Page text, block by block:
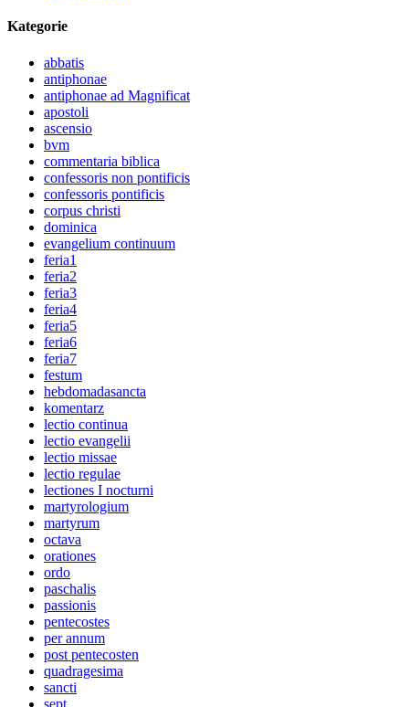
Kategorie
abbatis
antiphonae
antiphonae ad Magnificat
apostoli
ascensio
bvm
commentaria biblica
confessoris non pontificis
confessoris pontificis
corpus christi
dominica
evangelium continuum
feria1
feria2
feria3
feria4
feria5
feria6
feria7
festum
hebdomadasancta
komentarz
lectio continua
lectio evangelii
lectio missae
lectio regulae
lectiones I nocturni
martyrologium
martyrum
octava
orationes
ordo
paschalis
passionis
pentecostes
per annum
post pentecosten
quadragesima
sancti
sept.